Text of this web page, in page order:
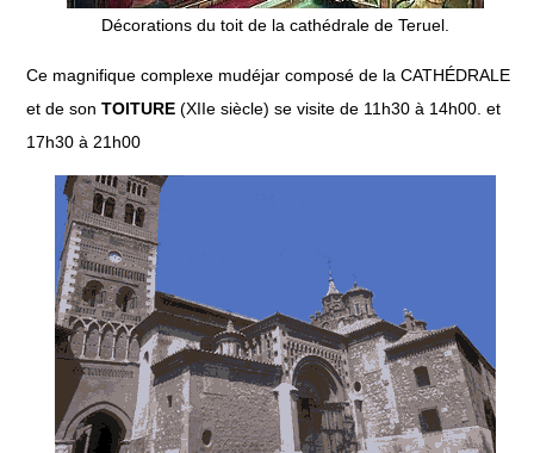
Décorations du toit de la cathédrale de Teruel.
Ce magnifique complexe mudéjar composé de la CATHÉDRALE
et de son TOITURE (XIIe siècle) se visite de 11h30 à 14h00. et
17h30 à 21h00